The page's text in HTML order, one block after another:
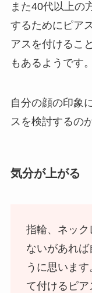
また40代以上の
するためにピア
アスを付けるこ
もあるようです。
自分の顔の印象
スを検討するの
気分が上がる
指輪、ネッ
ないがあれ
うに思いま
て付けるピ